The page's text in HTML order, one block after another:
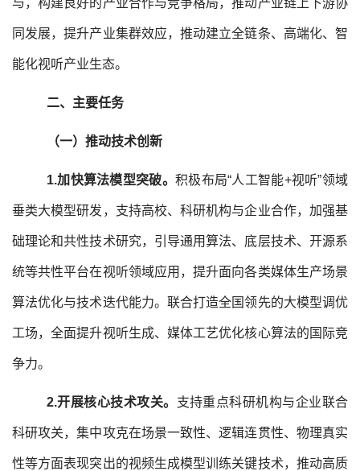
与，构建良好的产业合作与竞争格局，推动产业链上下游协
同发展，提升产业集群效应，推动建立全链条、高端化、智
能化视听产业生态。
二、主要任务
（一）推动技术创新
1.加快算法模型突破。 积极布局“人工智能+视听”领域
垂类大模型研发，支持高校、科研机构与企业合作，加强基
础理论和共性技术研究，引导通用算法、底层技术、开源系
统等共性平台在视听领域应用，提升面向各类媒体生产场景
算法优化与技术迭代能力。联合打造全国领先的大模型调优
工场，全面提升视听生成、媒体工艺优化核心算法的国际竞
争力。
2.开展核心技术攻关。 支持重点科研机构与企业联合
科研攻关，集中攻克在场景一致性、逻辑连贯性、物理真实
性等方面表现突出的视频生成模型训练关键技术，推动高质